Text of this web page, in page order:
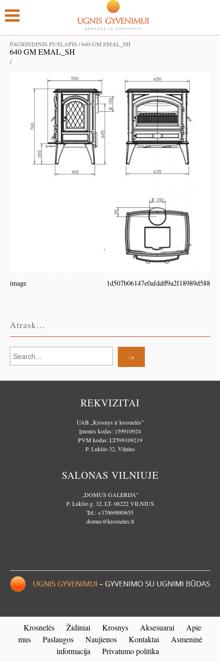
PAGRINDINIS PUSLAPIS /640 GM EMAL_SH
640 GM EMAL_SH
/
image 1d507b06147e0afddff9a2f18989d588
Atrask...
REKVIZITAI
UAB „Krosnys ir krosnelės”
Įmonės kodas: 159910924
PVM kodas: LT599109219
P. Lukšio 32, Vilnius
SALONAS VILNIUJE
„DOMUS GALERIJA”
P. Lukšio g. 32, LT- 08222 VILNIUS
Tel.:+37069880655
domus@krosneles.lt
Krosnelės Židiniai Krosnys Aksesuarai
Apie
mus
Paslaugos Naujienos Kontaktai
Asmeninė
informacija
Privatumo politika